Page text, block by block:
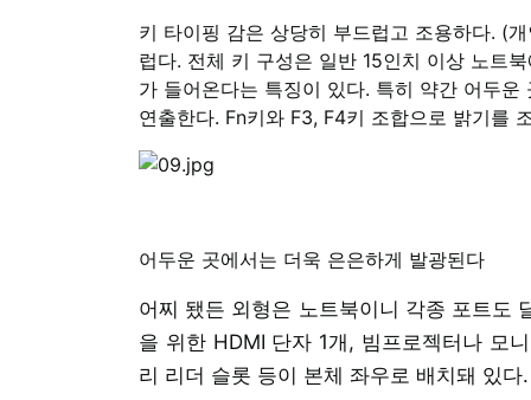
키 타이핑 감은 상당히 부드럽고 조용하다. (
럽다. 전체 키 구성은 일반 15인치 이상 노트
가 들어온다는 특징이 있다. 특히 약간 어두
연출한다. Fn키와 F3, F4키 조합으로 밝기를
어두운 곳에서는 더욱 은은하게 발광된다
어찌 됐든 외형은 노트북이니 각종 포트도
을 위한 HDMI 단자 1개, 빔프로젝터나 모
리 리더 슬롯 등이 본체 좌우로 배치돼 있다